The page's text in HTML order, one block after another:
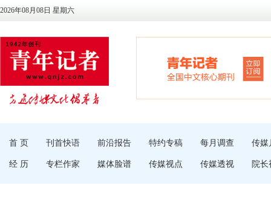
2026年08月08日 星期六
首 页 刊首快语 前沿报告 特约专稿 每月调查 传媒
经 历 专栏作家 媒体脸谱 传媒视点 传媒透视 院长